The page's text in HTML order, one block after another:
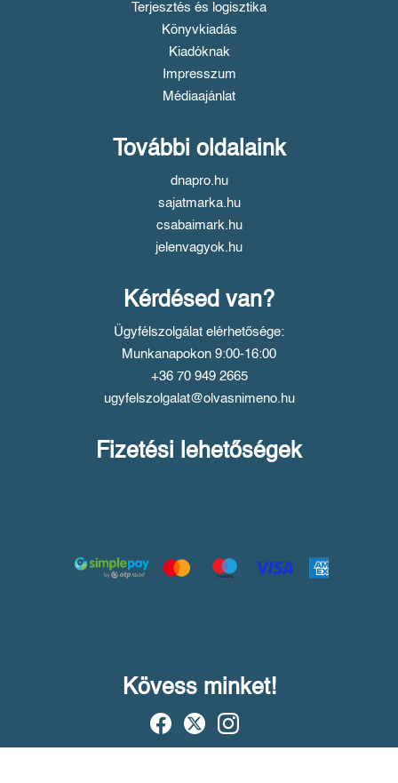
Terjesztés és logisztika
Könyvkiadás
Kiadóknak
Impresszum
Médiaajánlat
További oldalaink
dnapro.hu
sajatmarka.hu
csabaimark.hu
jelenvagyok.hu
Kérdésed van?
Ügyfélszolgálat elérhetősége:
Munkanapokon 9:00-16:00
+36 70 949 2665
ugyfelszolgalat@olvasnimeno.hu
Fizetési lehetőségek
Kövess minket!